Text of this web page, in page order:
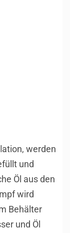
werden
und
Öl aus den
wird
Behälter
und Öl